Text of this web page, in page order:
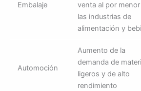
Embalaje
venta al por
las industrias de
alimentación y
Automoción
Aumento de la
demanda de
ligeros y de alto
rendimiento